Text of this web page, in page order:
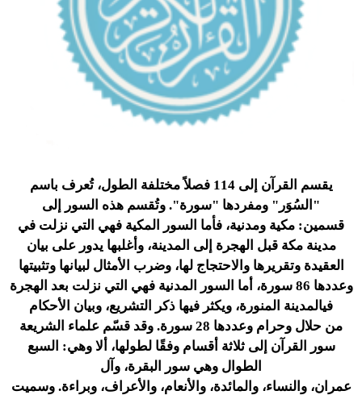
يقسم القرآن
إلى 114 فصلاً مختلفة الطول، تُعرف باسم
"السُوَر" ومفردها "سورة". وتُقسم هذه السور إلى
قسمين: مكية ومدنية، فأما السور المكية فهي التي نزلت في
مدينةمكة قبل الهجرة إلى المدينة، وأغلبها يدور على بيان
العقيدة وتقريرها والاحتجاج لها، وضرب الأمثال لبيانها وتثبيتها
وعددها 86 سورة، أما السور المدنية فهي التي نزلت بعد الهجرة
فيالمدينة المنورة، ويكثر فيها ذكر التشريع، وبيان الأحكام
من حلال وحرام
وعددها 28 سورة. وقد قسّم علماء الشريعة
سور القرآن إلى ثلاثة أقسام وفقًا لطولها، ألا وهي: السبع
الطوال وهي سور
البقرة، وآل
عمران،والنساء،والمائدة،والأنعام،والأعراف،وبراءة. وسميت